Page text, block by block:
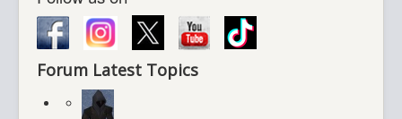
Forum Latest Topics